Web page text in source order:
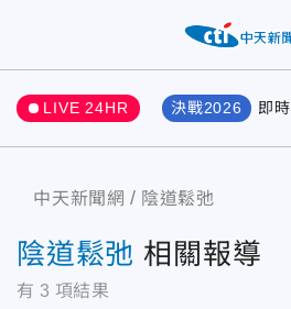
LIVE 24HR 決戰2026 即時
中天新聞網 陰道鬆弛
陰道鬆弛 相關報導
有 3 項結果